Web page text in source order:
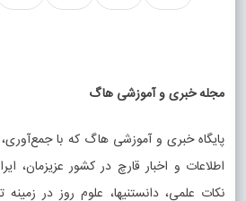
مجله خبری و آموزشی هاگ
پایگاه خبری و آموزشی هاگ که با جمع‌آوری،
اطلاعات و اخبار قارچ در کشور عزیزمان،
نکات علمی، دانستنیها، علوم روز در زمینه